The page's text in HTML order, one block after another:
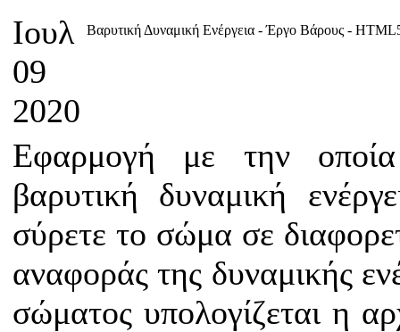
Ιουλ
09
2020
Βαρυτική Δυναμική Ενέργεια - Έργο Βάρους -
Εφαρμογή με την
βαρυτική δυναμική
σύρετε το σώμα σε
αναφοράς της δυναμικής
σώματος υπολογίζεται η